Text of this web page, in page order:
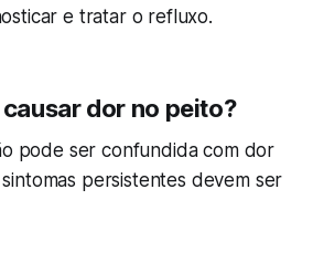
e tratar o refluxo.
dor no peito?
pode ser confundida com dor
persistentes devem ser